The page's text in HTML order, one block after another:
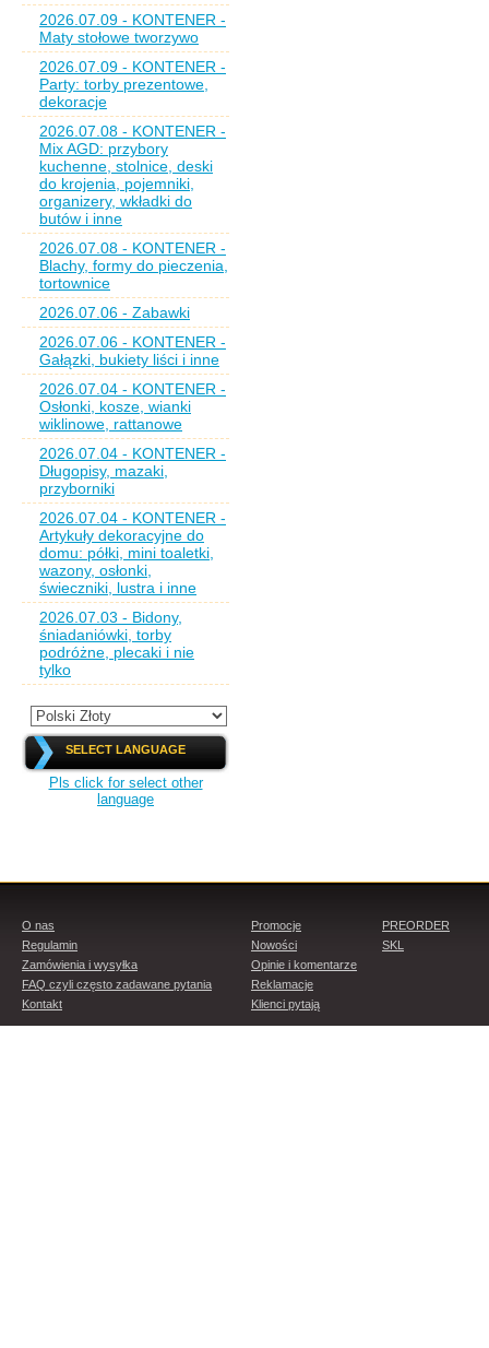
2026.07.09 - KONTENER -
Maty stołowe tworzywo
2026.07.09 - KONTENER -
Party: torby prezentowe,
dekoracje
2026.07.08 - KONTENER -
Mix AGD: przybory
kuchenne, stolnice, deski
do krojenia, pojemniki,
organizery, wkładki do
butów i inne
2026.07.08 - KONTENER -
Blachy, formy do pieczenia,
tortownice
2026.07.06 - Zabawki
2026.07.06 - KONTENER -
Gałązki, bukiety liści i inne
2026.07.04 - KONTENER -
Osłonki, kosze, wianki
wiklinowe, rattanowe
2026.07.04 - KONTENER -
Długopisy, mazaki,
przyborniki
2026.07.04 - KONTENER -
Artykuły dekoracyjne do
domu: półki, mini toaletki,
wazony, osłonki,
świeczniki, lustra i inne
2026.07.03 - Bidony,
śniadaniówki, torby
podróżne, plecaki i nie
tylko
SELECT LANGUAGE
Pls click for select other
language
O nas
Regulamin
Zamówienia i wysyłka
FAQ czyli często zadawane pytania
Kontakt
Promocje
Nowości
Opinie i komentarze
Reklamacje
Klienci pytają
PREORDER
SKL